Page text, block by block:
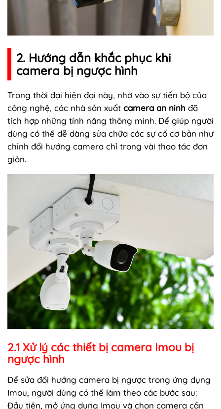
2. Hướng dẫn khắc phục khi
camera bị ngược hình
Trong thời đại hiện đại này, nhờ vào sự tiến bộ của
công nghệ, các nhà sản xuất camera an ninh đã
tích hợp những tính năng thông minh. Để giúp người
dùng có thể dễ dàng sửa chữa các sự cố cơ bản như
chỉnh đổi hướng camera chỉ trong vài thao tác đơn
giản.
2.1 Xử lý các thiết bị camera Imou bị
ngược hình
Để sửa đổi hướng camera bị ngược trong ứng dụng
Imou, người dùng có thể làm theo các bước sau:
Đầu tiên, mở ứng dụng Imou và chọn camera cần